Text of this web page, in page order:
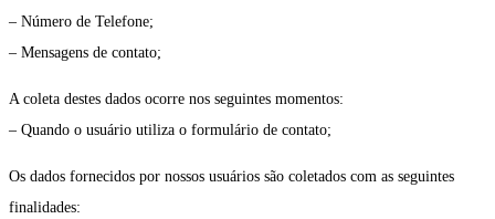
– Número de Telefone;
– Mensagens de contato;
A coleta destes dados ocorre nos seguintes momentos:
– Quando o usuário utiliza o formulário de contato;
Os dados fornecidos por nossos usuários são coletados com as seguintes
finalidades: